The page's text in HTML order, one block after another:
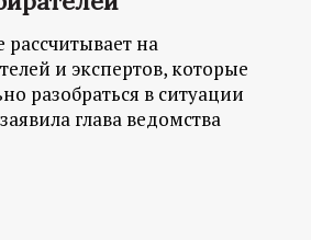
на
и экспертов, которые
разобраться в ситуации
глава ведомства